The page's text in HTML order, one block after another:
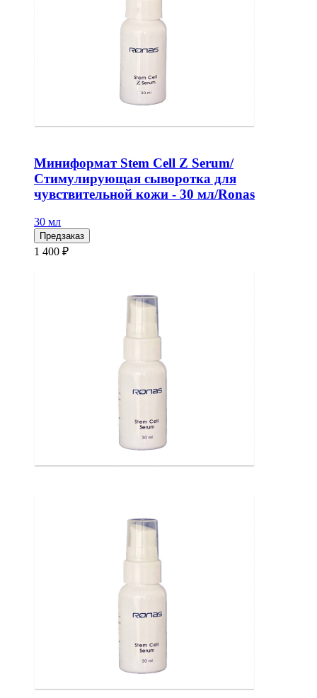
Миниформат Stem Cell Z Serum/
Стимулирующая сыворотка для
чувствительной кожи - 30 мл/Ronas
30 мл
Предзаказ
1 400 ₽